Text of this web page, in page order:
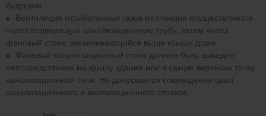
будущем.
Вентиляция отработанных газов из станции осуществляется
через подводящую канализационную трубу, затем через
фановый стояк, заканчивающийся выше крыши дома.
Фановый канализационный стояк должен быть выведен
непосредственно на крышу здания или в самую верхнюю точку
канализационной сети. Не допускается совмещения шахт
канализационного и вентиляционного стояков.